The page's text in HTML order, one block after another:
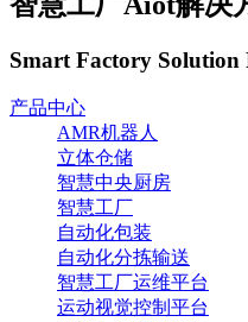
Smart Factory Solution
产品中心
AMR机器人
立体仓储
智慧中央厨房
智慧工厂
自动化包装
自动化分拣输送
智慧工厂运维平台
运动视觉控制平台